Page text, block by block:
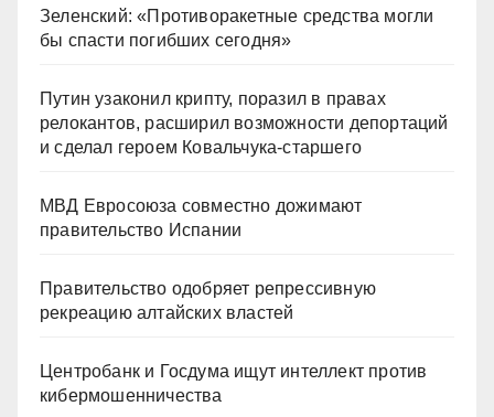
Зеленский: «Противоракетные средства могли
бы спасти погибших сегодня»
Путин узаконил крипту, поразил в правах
релокантов, расширил возможности депортаций
и сделал героем Ковальчука-старшего
МВД Евросоюза совместно дожимают
правительство Испании
Правительство одобряет репрессивную
рекреацию алтайских властей
Центробанк и Госдума ищут интеллект против
кибермошенничества